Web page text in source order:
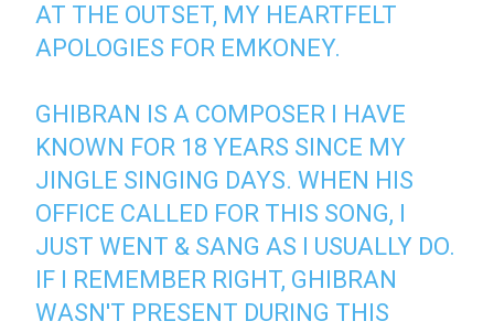
AT THE OUTSET, MY HEARTFELT
APOLOGIES FOR EMKONEY.
GHIBRAN IS A COMPOSER I HAVE
KNOWN FOR 18 YEARS SINCE MY
JINGLE SINGING DAYS. WHEN HIS
OFFICE CALLED FOR THIS SONG, I
JUST WENT & SANG AS I USUALLY DO.
IF I REMEMBER RIGHT, GHIBRAN
WASN'T PRESENT DURING THIS